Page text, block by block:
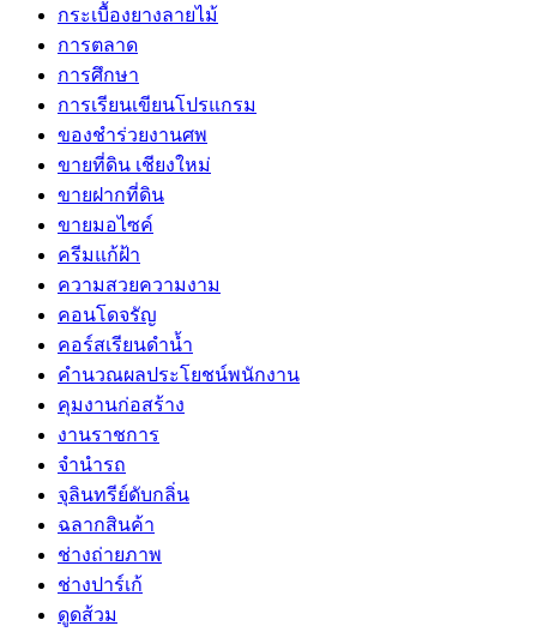
กระเบื้องยางลายไม้
การตลาด
การศึกษา
การเรียนเขียนโปรแกรม
ของชำร่วยงานศพ
ขายที่ดิน เชียงใหม่
ขายฝากที่ดิน
ขายมอไซค์
ครีมแก้ฝ้า
ความสวยความงาม
คอนโดจรัญ
คอร์สเรียนดำน้ำ
คำนวณผลประโยชน์พนักงาน
คุมงานก่อสร้าง
งานราชการ
จำนำรถ
จุลินทรีย์ดับกลิ่น
ฉลากสินค้า
ช่างถ่ายภาพ
ช่างปาร์เก้
ดูดส้วม